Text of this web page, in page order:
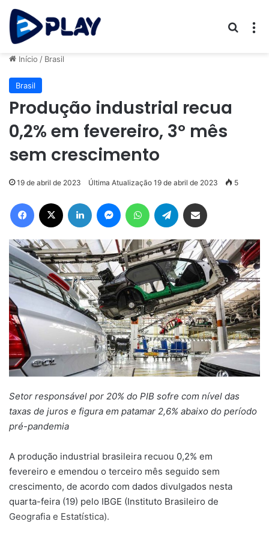
Início / Brasil
Brasil
Produção industrial recua
0,2% em fevereiro, 3º mês
sem crescimento
19 de abril de 2023 Última Atualização 19 de abril de 2023 5
Facebook Linkedin MessengerWhatsAppTelegram
Setor responsável por 20% do PIB sofre com nível das
taxas de juros e figura em patamar 2,6% abaixo do período
pré-pandemia
A produção industrial brasileira recuou 0,2% em
fevereiro e emendou o terceiro mês seguido sem
crescimento, de acordo com dados divulgados nesta
quarta-feira (19) pelo IBGE (Instituto Brasileiro de
Geografia e Estatística).